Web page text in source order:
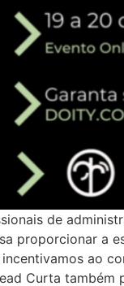
de
proporcionar a
ao
Curta também